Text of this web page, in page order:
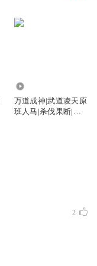
万道成神|武道凌天原
班人马|杀伐果断|一
2